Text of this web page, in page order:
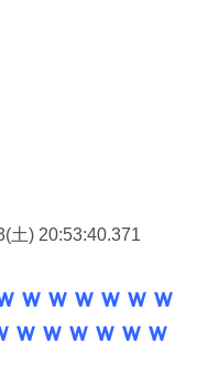
土) 20:53:40.371
ｗｗｗｗｗｗ
ｗｗｗｗｗｗ